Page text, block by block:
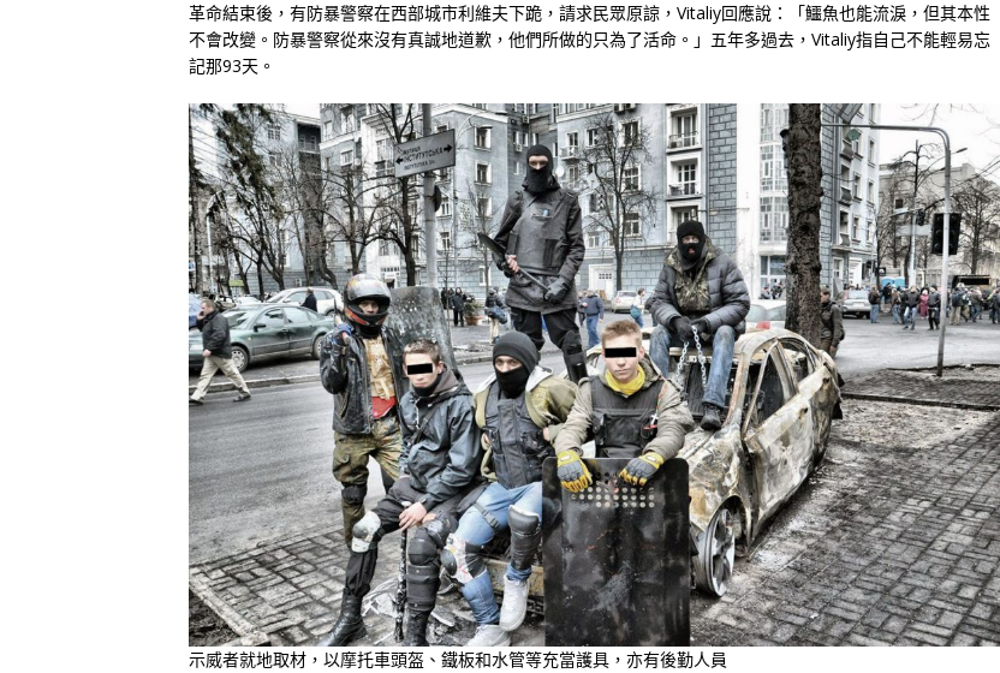
革命結束後，有防暴警察在西部城市利維夫下跪，請求民眾原諒，Vitaliy回應說：「鱷魚也能流淚，但其本性
不會改變。防暴警察從來沒有真誠地道歉，他們所做的只為了活命。」五年多過去，Vitaliy指自己不能輕易忘
記那93天。
示威者就地取材，以摩托車頭盔、鐵板和水管等充當護具，亦有後勤人員